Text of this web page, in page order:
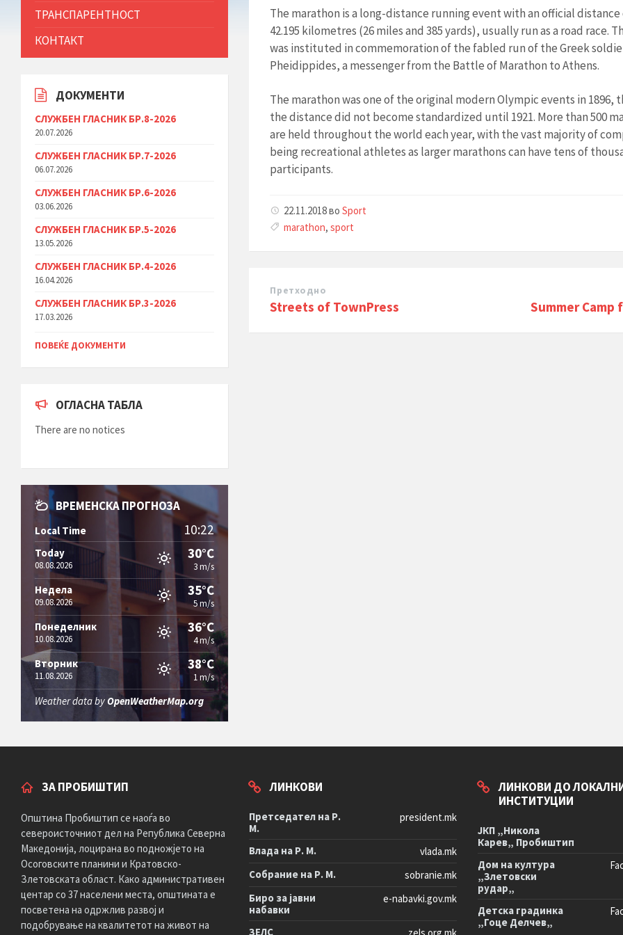
The marathon is a long-distance running event with an official distance
42.195 kilometres (26 miles and 385 yards), usually run as a road race.
was instituted in commemoration of the fabled run of the Greek
Pheidippides, a messenger from the Battle of Marathon to Athens.
The marathon was one of the original modern Olympic events in 1896,
the distance did not become standardized until 1921. More than 500
are held throughout the world each year, with the vast majority of
being recreational athletes as larger marathons can have tens of
participants.
22.11.2018воSport
marathon,sport
Претходно
Streets of TownPress Summer Camp
ТРАНСПАРЕНТНОСТ
КОНТАКТ
ДОКУМЕНТИ
СЛУЖБЕН ГЛАСНИК БР.8-2026
20.07.2026
СЛУЖБЕН ГЛАСНИК БР.7-2026
06.07.2026
СЛУЖБЕН ГЛАСНИК БР.6-2026
03.06.2026
СЛУЖБЕН ГЛАСНИК БР.5-2026
13.05.2026
СЛУЖБЕН ГЛАСНИК БР.4-2026
16.04.2026
СЛУЖБЕН ГЛАСНИК БР.3-2026
17.03.2026
ПОВЕЌЕ ДОКУМЕНТИ
ОГЛАСНА ТАБЛА
There are no notices
ВРЕМЕНСКА ПРОГНОЗА
Local Time 10:22
Today
08.08.2026
30°C
3 m/s
Недела
09.08.2026
35°C
5 m/s
Понеделник
10.08.2026
36°C
4 m/s
Вторник
11.08.2026
38°C
1 m/s
Weather data byOpenWeatherMap.org
ЗА ПРОБИШТИП
Општина Пробиштип се наоѓа во
североисточниот дел на Република Северна
Македонија, лоцирана во подножјето на
Осоговските планини и Кратовско-
Злетовската област. Како административен
центар со 37 населени места, општината е
посветена на одржлив развој и
подобрување на квалитетот на живот на
ЛИНКОВИ
Претседател на Р.
М.
president.mk
Влада на Р. М.
vlada.mk
Собрание на Р. М.
sobranie.mk
Биро за јавни
набавки
e-nabavki.gov.mk
ЗЕЛС
ЛИНКОВИ ДО
ИНСТИТУЦИИ
ЈКП „Никола
Карев„ Пробиштип
Дом на култура
„Злетовски
рудар„
Детска градинка
„Гоце Делчев„